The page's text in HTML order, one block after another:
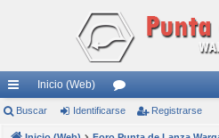
nl
Inicio (Web)
or
Buscar Identificarse Registrarse